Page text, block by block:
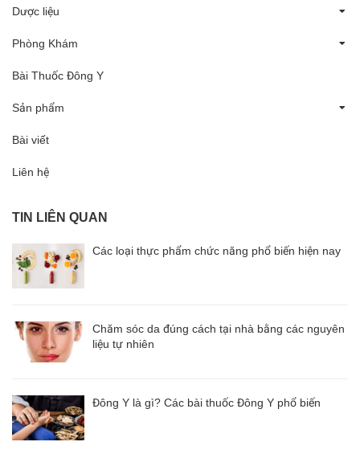
Dược liệu
Phòng Khám
Bài Thuốc Đông Y
Sản phẩm
Bài viết
Liên hệ
TIN LIÊN QUAN
Các loại thực phẩm chức năng phổ biến hiện nay
Chăm sóc da đúng cách tại nhà bằng các nguyên
liệu tự nhiên
Đông Y là gì? Các bài thuốc Đông Y phổ biến